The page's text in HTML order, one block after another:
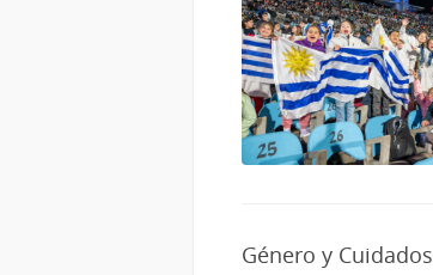
Género y Cuidados